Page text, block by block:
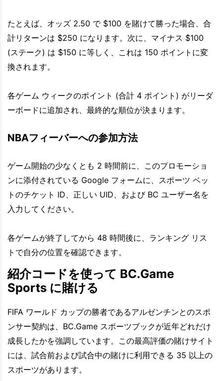
たとえば、オッズ 2.50 で $100 を賭けて勝った場合、合
計リターンは $250 になります。次に、マイナス $100
(ステーク) は $150 に等しく、これは 150 ポイントに変
換されます。
各ゲーム ウィークのポイント (合計 4 ポイント) がリーダ
ーボードに追加され、最終的な順位が決まります。
NBAフィーバーへの参加方法
ゲーム開始の少なくとも 2 時間前に、このプロモーショ
ンに添付されている Google フォームに、スポーツ ベッ
トのチケット ID、正しい UID、および BC ユーザー名を
入力してください。
各ゲームが終了してから 48 時間後に、ランキング リス
トで自分の位置を確認できます。
紹介コードを使って BC.Game
Sports に賭ける
FIFA ワールド カップの勝者であるアルゼンチンとのスポ
ンサー契約は、BC.Game スポーツブックが近年どれだけ
成長したかを強調しています。この最高評価の賭けサイト
には、試合前および試合中の賭けに利用できる 35 以上の
スポーツがあります。